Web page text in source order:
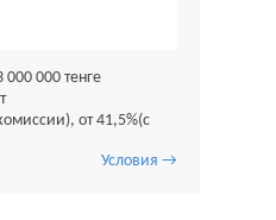
000 000 тенге
от 41,5%(с
Условия →